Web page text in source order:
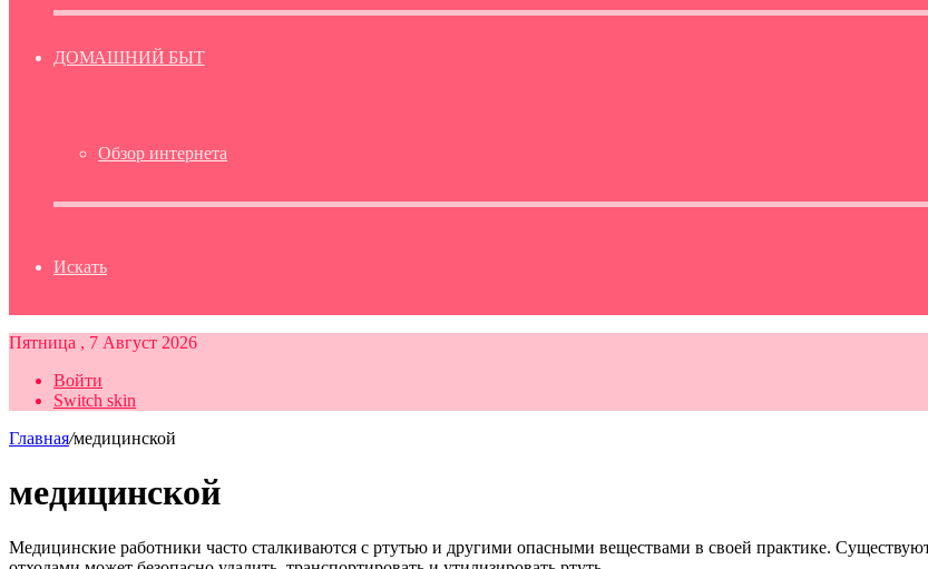
ДОМАШНИЙ БЫТ
Обзор интернета
Искать
Пятница , 7 Август 2026
Войти
Switch skin
Главная/медицинской
медицинской
Медицинские работники часто сталкиваются с ртутью и другими опасными веществами в своей практике.